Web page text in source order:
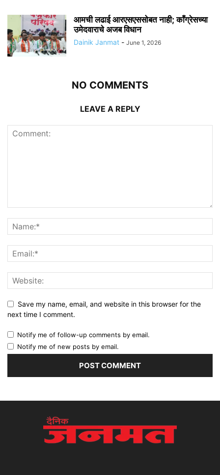
आमची लढाई आरएसएससोबत नाही; काँग्रेसच्या
उमेदवाराचे अजब विधान
Dainik Janmat - June 1, 2026
NO COMMENTS
LEAVE A REPLY
Save my name, email, and website in this browser for the
next time I comment.
Notify me of follow-up comments by email.
Notify me of new posts by email.